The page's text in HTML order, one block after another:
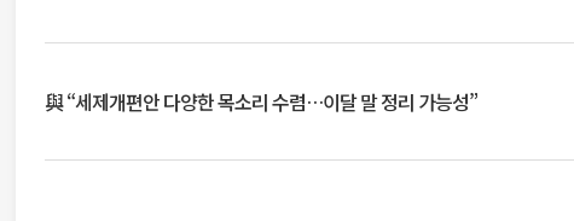
與 “세제개편안 다양한 목소리 수렴…이달 말 정리 가능성”